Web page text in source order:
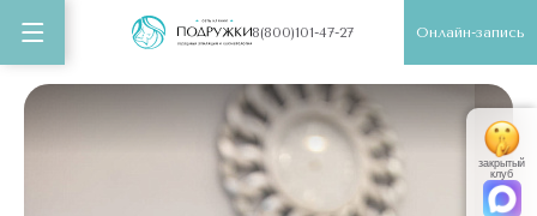
8(800)101-47-27 Онлайн-запись
закрытый
клуб